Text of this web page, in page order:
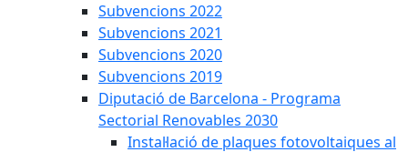
Subvencions 2022
Subvencions 2021
Subvencions 2020
Subvencions 2019
Diputació de Barcelona - Programa
Sectorial Renovables 2030
Instal·lació de plaques fotovoltaiques al